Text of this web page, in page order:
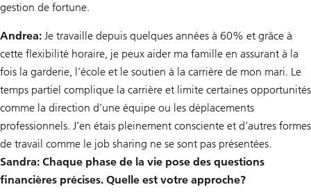
gestion de fortune.
Andrea: Je travaille depuis quelques années à 60% et grâce à
cette flexibilité horaire, je peux aider ma famille en assurant à la
fois la garderie, l’école et le soutien à la carrière de mon mari. Le
temps partiel complique la carrière et limite certaines opportunités
comme la direction d’une équipe ou les déplacements
professionnels. J’en étais pleinement consciente et d’autres formes
de travail comme le job sharing ne se sont pas présentées.
Sandra: Chaque phase de la vie pose des questions
financières précises. Quelle est votre approche?